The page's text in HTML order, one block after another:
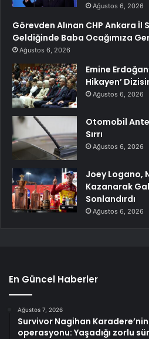
Ağustos 6, 2026
Görevden Alınan CHP Ankara İl
Geldiğinde Baba Ocağımıza
Ağustos 6, 2026
Emine
Hikayen’
Ağustos 6, 2026
Otomobil
Sırrı
Ağustos 6, 2026
Joey Logano,
Kazanarak
Sonlandırdı
Ağustos 6, 2026
En Güncel Haberler
Ağustos 7, 2026
Survivor Nagihan
operasyonu: Yaşadığı zorlu